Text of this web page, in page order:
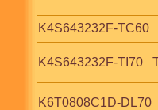
K4S643232F-TC60
K4S643232F-TI70
K6T0808C1D-DL70